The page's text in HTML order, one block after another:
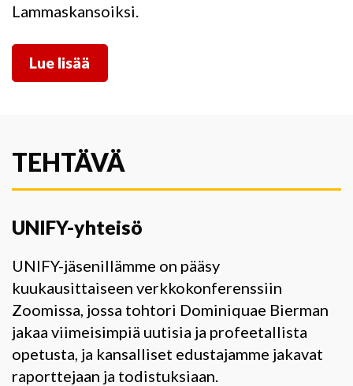
Lammaskansoiksi.
Lue lisää
TEHTÄVÄ
UNIFY-yhteisö
UNIFY-jäsenillämme on pääsy
kuukausittaiseen verkkokonferenssiin
Zoomissa, jossa tohtori Dominiquae Bierman
jakaa viimeisimpiä uutisia ja profeetallista
opetusta, ja kansalliset edustajamme jakavat
raporttejaan ja todistuksiaan.